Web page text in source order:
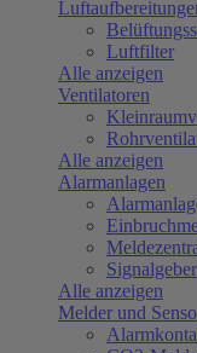
Luftfilter
Alle anzeigen
Ventilatoren
Alle anzeigen
Alarmanlagen
Signalgeber
Alle anzeigen
Melder und